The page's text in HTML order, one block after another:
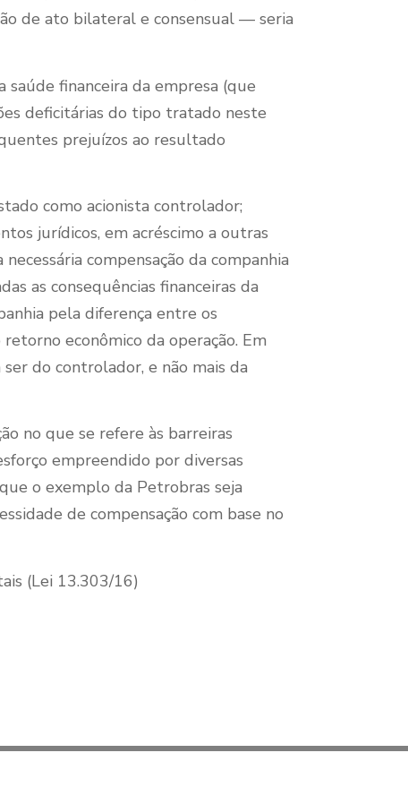
de ato bilateral e consensual — seria
financeira da empresa (que
deficitárias do tipo tratado neste
prejuízos ao resultado
como acionista controlador;
jurídicos, em acréscimo a outras
compensação da companhia
as consequências financeiras da
pela diferença entre os
econômico da operação. Em
do controlador, e não mais da
no que se refere às barreiras
empreendido por diversas
o exemplo da Petrobras seja
de compensação com base no
(Lei 13.303/16)